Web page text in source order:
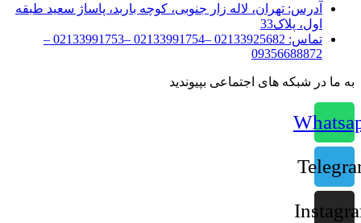
آدرس: تهران، لاله زار جنوبی، کوچه باربد، پاساژ سعید طبقه
اول، پلاک33
تماس:
02133925682 –02133991754 –02133991753 –
09356688872
به ما در شبکه های اجتماعی بپیوندید